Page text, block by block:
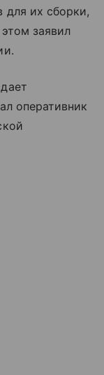
для их сборки,
заявил
оперативник